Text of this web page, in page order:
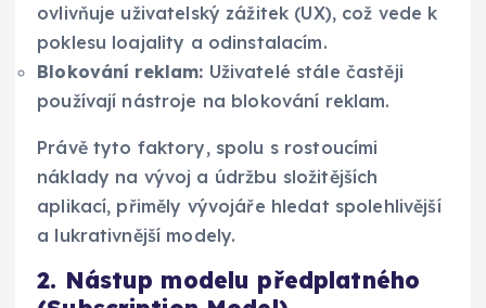
ovlivňuje uživatelský zážitek (UX), což vede k
poklesu loajality a odinstalacím.
Blokování reklam: Uživatelé stále častěji
používají nástroje na blokování reklam.
Právě tyto faktory, spolu s rostoucími
náklady na vývoj a údržbu složitějších
aplikací, přiměly vývojáře hledat spolehlivější
a lukrativnější modely.
2. Nástup modelu předplatného